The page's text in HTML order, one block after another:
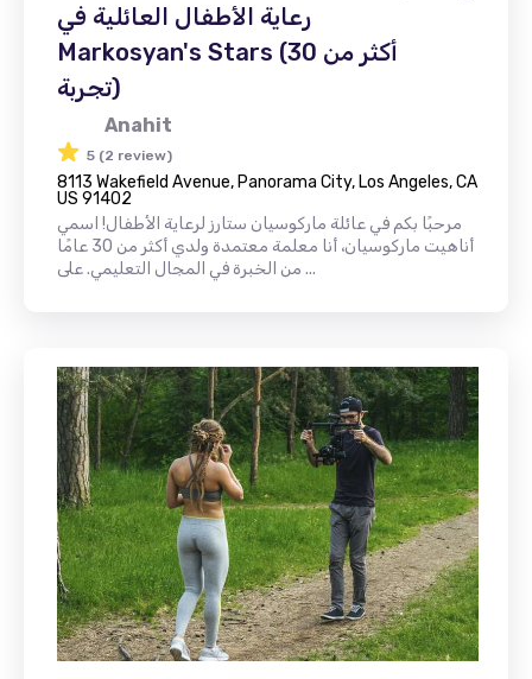
رعاية الأطفال العائلية في
Markosyan's Stars (أكثر من 30
تجربة)
Anahit
5 (2 review)
8113 Wakefield Avenue, Panorama City, Los Angeles, CA
US 91402
مرحبًا بكم في عائلة ماركوسيان ستارز لرعاية الأطفال! اسمي
أناهيت ماركوسيان، أنا معلمة معتمدة ولدي أكثر من 30 عامًا
من الخبرة في المجال التعليمي. على ...